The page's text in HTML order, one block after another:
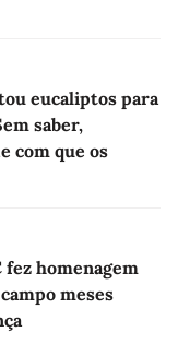
eucaliptos para
saber,
com que os
fez homenagem
meses